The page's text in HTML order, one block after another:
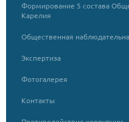
Формирование 5 состава
Карелия
Общественная
Экспертиза
Фотогалерея
Контакты